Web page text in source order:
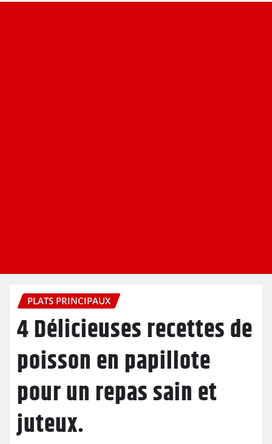
PLATS PRINCIPAUX
4 Délicieuses recettes de
poisson en papillote
pour un repas sain et
juteux.